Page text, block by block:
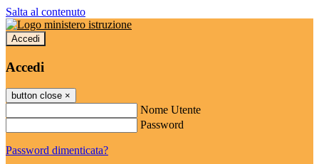
Salta al contenuto
Accedi
Accedi
button close ×
Nome Utente
Password
Password dimenticata?